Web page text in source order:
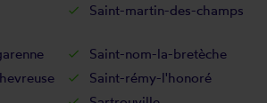
Saint-martin-des-champs
Saint-nom-la-bretèche
Saint-rémy-l'honoré